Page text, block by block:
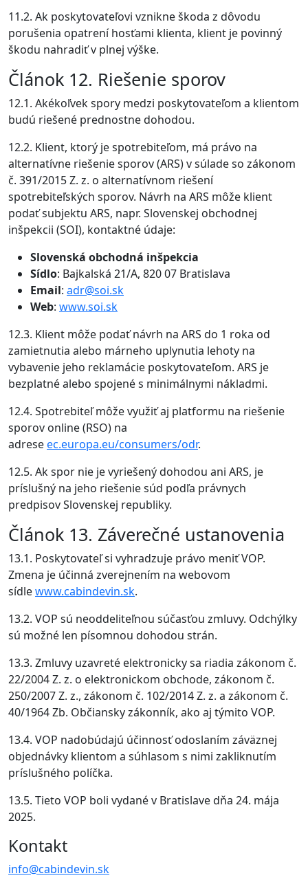
11.2. Ak poskytovateľovi vznikne škoda z dôvodu
porušenia opatrení hosťami klienta, klient je povinný
škodu nahradiť v plnej výške.
Článok 12. Riešenie sporov
12.1. Akékoľvek spory medzi poskytovateľom a klientom
budú riešené prednostne dohodou.
12.2. Klient, ktorý je spotrebiteľom, má právo na
alternatívne riešenie sporov (ARS) v súlade so zákonom
č. 391/2015 Z. z. o alternatívnom riešení
spotrebiteľských sporov. Návrh na ARS môže klient
podať subjektu ARS, napr. Slovenskej obchodnej
inšpekcii (SOI), kontaktné údaje:
Slovenská obchodná inšpekcia
Sídlo: Bajkalská 21/A, 820 07 Bratislava
Email: adr@soi.sk
Web: www.soi.sk
12.3. Klient môže podať návrh na ARS do 1 roka od
zamietnutia alebo márneho uplynutia lehoty na
vybavenie jeho reklamácie poskytovateľom. ARS je
bezplatné alebo spojené s minimálnymi nákladmi.
12.4. Spotrebiteľ môže využiť aj platformu na riešenie
sporov online (RSO) na
adreseec.europa.eu/consumers/odr.
12.5. Ak spor nie je vyriešený dohodou ani ARS, je
príslušný na jeho riešenie súd podľa právnych
predpisov Slovenskej republiky.
Článok 13. Záverečné ustanovenia
13.1. Poskytovateľ si vyhradzuje právo meniť VOP.
Zmena je účinná zverejnením na webovom
sídlewww.cabindevin.sk.
13.2. VOP sú neoddeliteľnou súčasťou zmluvy. Odchýlky
sú možné len písomnou dohodou strán.
13.3. Zmluvy uzavreté elektronicky sa riadia zákonom č.
22/2004 Z. z. o elektronickom obchode, zákonom č.
250/2007 Z. z., zákonom č. 102/2014 Z. z. a zákonom č.
40/1964 Zb. Občiansky zákonník, ako aj týmito VOP.
13.4. VOP nadobúdajú účinnosť odoslaním záväznej
objednávky klientom a súhlasom s nimi zakliknutím
príslušného políčka.
13.5. Tieto VOP boli vydané v Bratislave dňa 24. mája
2025.
Kontakt
info@cabindevin.sk